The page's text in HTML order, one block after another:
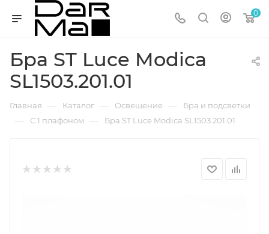
0
Бра ST Luce Modica
SL1503.201.01
Главная — Каталог — Освещение — Бра и подсветки
— С 1 плафоном — Бра ST Luce Modica SL1503.201.01